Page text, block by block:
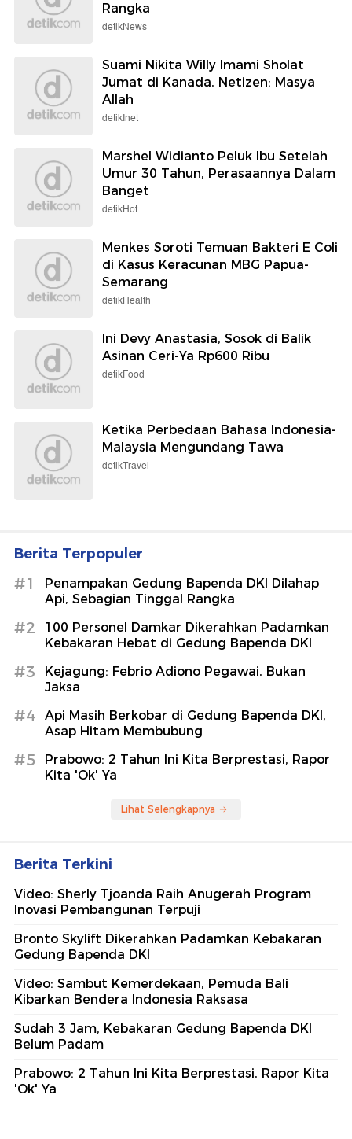
Rangka
detikNews
Suami Nikita Willy Imami Sholat
Jumat di Kanada, Netizen: Masya
Allah
detikInet
Marshel Widianto Peluk Ibu Setelah
Umur 30 Tahun, Perasaannya Dalam
Banget
detikHot
Menkes Soroti Temuan Bakteri E Coli
di Kasus Keracunan MBG Papua-
Semarang
detikHealth
Ini Devy Anastasia, Sosok di Balik
Asinan Ceri-Ya Rp600 Ribu
detikFood
Ketika Perbedaan Bahasa Indonesia-
Malaysia Mengundang Tawa
detikTravel
Berita Terpopuler
#1
Penampakan Gedung Bapenda DKI Dilahap
Api, Sebagian Tinggal Rangka
#2
100 Personel Damkar Dikerahkan Padamkan
Kebakaran Hebat di Gedung Bapenda DKI
#3
Kejagung: Febrio Adiono Pegawai, Bukan
Jaksa
#4
Api Masih Berkobar di Gedung Bapenda DKI,
Asap Hitam Membubung
#5
Prabowo: 2 Tahun Ini Kita Berprestasi, Rapor
Kita 'Ok' Ya
Lihat Selengkapnya
Berita Terkini
Video: Sherly Tjoanda Raih Anugerah Program
Inovasi Pembangunan Terpuji
Bronto Skylift Dikerahkan Padamkan Kebakaran
Gedung Bapenda DKI
Video: Sambut Kemerdekaan, Pemuda Bali
Kibarkan Bendera Indonesia Raksasa
Sudah 3 Jam, Kebakaran Gedung Bapenda DKI
Belum Padam
Prabowo: 2 Tahun Ini Kita Berprestasi, Rapor Kita
'Ok' Ya